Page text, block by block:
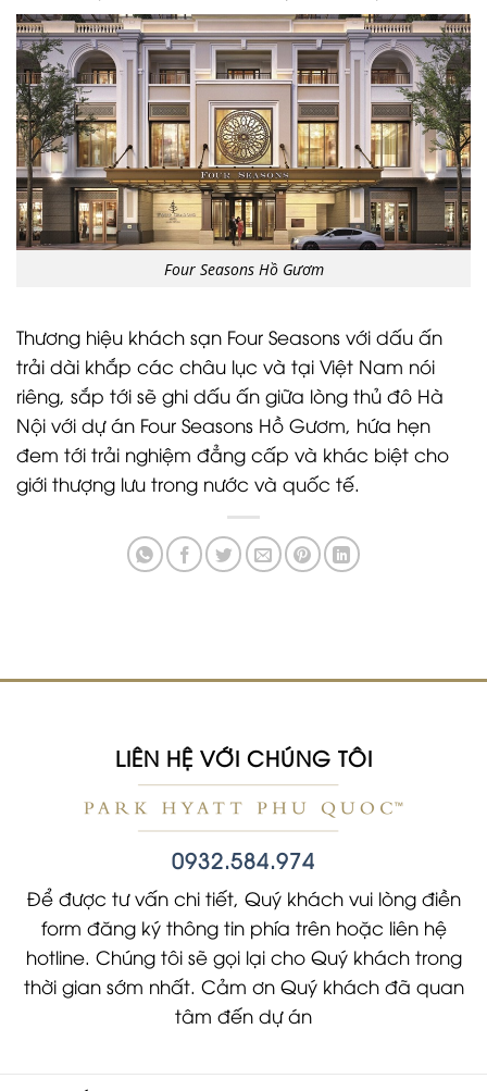
Four Seasons Hồ Gươm
Thương hiệu khách sạn Four Seasons với dấu ấn
trải dài khắp các châu lục và tại Việt Nam nói
riêng, sắp tới sẽ ghi dấu ấn giữa lòng thủ đô Hà
Nội với dự án Four Seasons Hồ Gươm, hứa hẹn
đem tới trải nghiệm đẳng cấp và khác biệt cho
giới thượng lưu trong nước và quốc tế.
LIÊN HỆ VỚI CHÚNG TÔI
0932.584.974
Để được tư vấn chi tiết, Quý khách vui lòng điền
form đăng ký thông tin phía trên hoặc liên hệ
hotline. Chúng tôi sẽ gọi lại cho Quý khách trong
thời gian sớm nhất. Cảm ơn Quý khách đã quan
tâm đến dự án